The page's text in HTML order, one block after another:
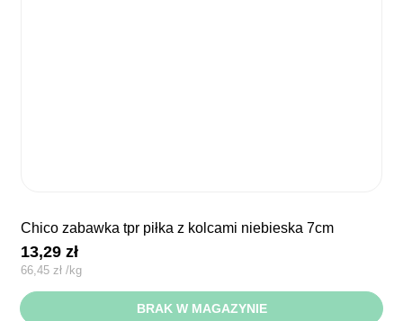
chico zabawka tpr piłka z kolcami niebieska 7cm
13,29zł
66,45zł /kg
BRAK W MAGAZYNIE